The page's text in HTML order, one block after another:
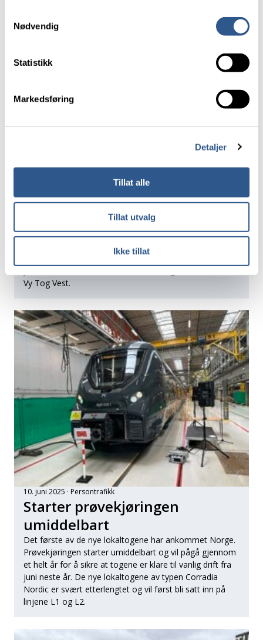
Nødvendig
Statistikk
Markedsføring
Detaljer
Tillat alle
Tillat utvalg
Ikke tillat
Turist- og pendlarbanen
På Vossebanen møtest to verder. Innover mot Bergen
om morgonen og utover igjen mot Voss på
arbeid eller andre kvardagslege gjeremål. I motsett
retning til dei same tidene er passasjerane i dei same
togsetta av ein heilt annan kategori. Då er det turistar
Vy Tog Vest.
10. juni 2025 Persontrafikk
Starter prøvekjøringen
umiddelbart
Det første av de nye lokaltogene har ankommet Norge.
Prøvekjøringen starter umiddelbart og vil pågå gjennom
et helt år for å sikre at togene er klare til vanlig drift fra
juni neste år. De nye lokaltogene av typen Corradia
Nordic er svært etterlengtet og vil først bli satt inn på
linjene L1 og L2.